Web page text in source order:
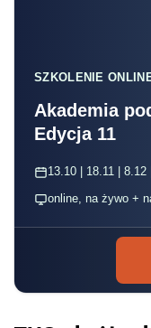
SZKOLENIE
Akademia
Edycja 11
13.10 | 18.11 |
online, na żywo +